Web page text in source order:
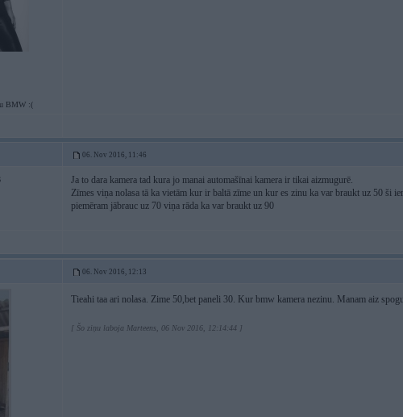
BMW :(
06. Nov 2016, 11:46
Ja to dara kamera tad kura jo manai automašīnai kamera ir tikai aizmugurē.
Zīmes viņa nolasa tā ka vietām kur ir baltā zīme un kur es zinu ka var braukt uz 50 ši
piemēram jābrauc uz 70 viņa rāda ka var braukt uz 90
06. Nov 2016, 12:13
Tieahi taa ari nolasa. Zime 50,bet paneli 30. Kur bmw kamera nezinu. Manam aiz
[ Šo ziņu laboja Marteens, 06 Nov 2016, 12:14:44 ]